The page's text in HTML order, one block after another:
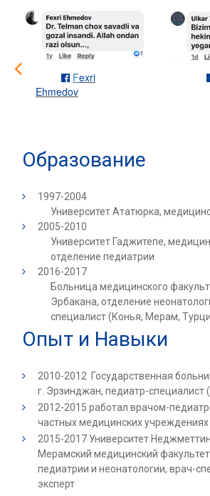
 Fexri
Ehmedov
Образование
1997-2004
Университет Ататюрка,
2005-2010
Университет Гаджитепе,
отделение педиатрии
2016-2017
Больница медицинского
Эрбакана, отделение
специалист (Конья, Мерам,
Опыт и Навыки
2010-2012 Государственная
г. Эрзинджан, педиатр-специалист
2012-2015 работал врачом-
частных медицинских учреждениях
2015-2017 Университет
Мерамский медицинский
педиатрии и неонатологии, врач-
эксперт